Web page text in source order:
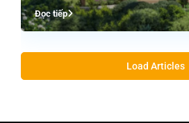
Đọc tiếp
Load Articles